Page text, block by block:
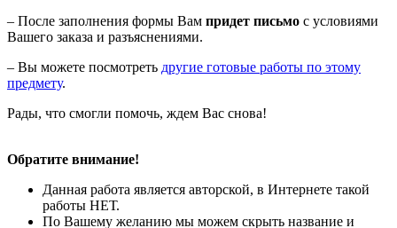
– После заполнения формы Вам придет письмо с условиями
Вашего заказа и разъяснениями.
– Вы можете посмотреть другие готовые работы по этому
предмету.
Рады, что смогли помочь, ждем Вас снова!
Обратите внимание!
Данная работа является авторской, в Интернете такой
работы НЕТ.
По Вашему желанию мы можем скрыть название и